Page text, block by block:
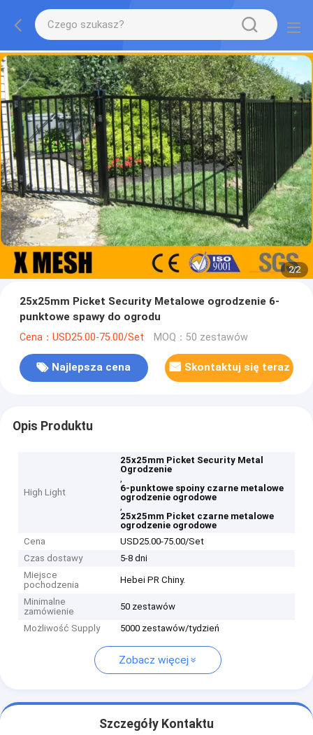
2/2
25x25mm Picket Security Metalowe ogrodzenie 6-
punktowe spawy do ogrodu
Cena：USD25.00-75.00/Set MOQ：50 zestawów
Najlepsza cena Skontaktuj się teraz
Opis Produktu
High Light
25x25mm Picket Security Metal
Ogrodzenie
,
6-punktowe spoiny czarne metalowe
ogrodzenie ogrodowe
,
25x25mm Picket czarne metalowe
ogrodzenie ogrodowe
Cena
USD25.00-75.00/Set
Czas dostawy
5-8 dni
Miejsce
pochodzenia
Hebei PR Chiny.
Minimalne
zamówienie
50 zestawów
Możliwość Supply 5000 zestawów/tydzień
Zobacz więcej
Szczegóły Kontaktu